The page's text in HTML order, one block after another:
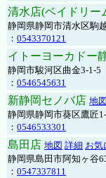
清水店(ベイドリー
静岡県静岡市清水区駒
： 0543370121
イトーヨーカドー
静岡市駿河区曲金3-1-
： 0546545631
新静岡セノバ店 地図
静岡県静岡市葵区鷹匠
： 0546533301
島田店 地図 詳細 お気
静岡県島田市阿知ヶ谷
： 0547337811